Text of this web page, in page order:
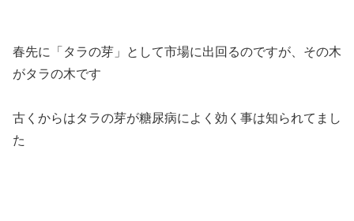
春先に「タラの芽」として市場に出回るのですが、その木
がタラの木です
古くからはタラの芽が糖尿病によく効く事は知られてまし
た